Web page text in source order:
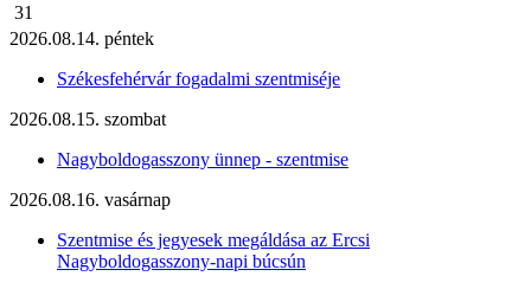
31
2026.08.14. péntek
Székesfehérvár fogadalmi szentmiséje
2026.08.15. szombat
Nagyboldogasszony ünnep - szentmise
2026.08.16. vasárnap
Szentmise és jegyesek megáldása az Ercsi
Nagyboldogasszony-napi búcsún